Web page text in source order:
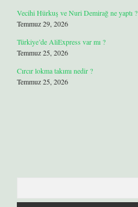
Vecihi Hürkuş ve Nuri Demirağ ne yaptı ?
Temmuz 29, 2026
Türkiye’de AliExpress var mı ?
Temmuz 25, 2026
Cırcır lokma takımı nedir ?
Temmuz 25, 2026